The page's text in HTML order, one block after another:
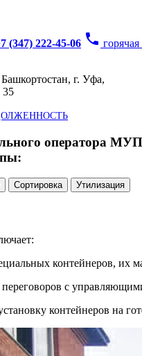
(347) 222-45-06 phone
г. Уфа,
35
оператора
Сортировка Утилизация
контейнеров, их
с
контейнеров на